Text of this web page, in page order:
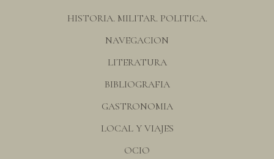
HISTORIA. MILITAR. POLITICA.
NAVEGACION
LITERATURA
BIBLIOGRAFIA
GASTRONOMIA
LOCAL Y VIAJES
OCIO